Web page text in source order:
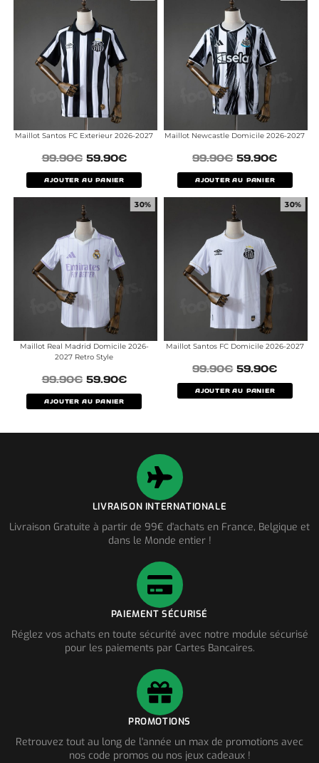
Maillot Santos FC Exterieur 2026-2027
99.90€ 59.90€
AJOUTER AU PANIER
Maillot Newcastle Domicile 2026-2027
99.90€ 59.90€
AJOUTER AU PANIER
30%
Maillot Real Madrid Domicile 2026-
2027 Retro Style
99.90€ 59.90€
AJOUTER AU PANIER
30%
Maillot Santos FC Domicile 2026-2027
99.90€ 59.90€
AJOUTER AU PANIER
LIVRAISON INTERNATIONALE
Livraison Gratuite à partir de 99€ d'achats en France, Belgique et
dans le Monde entier !
PAIEMENT SÉCURISÉ
Réglez vos achats en toute sécurité avec notre module sécurisé
pour les paiements par Cartes Bancaires.
PROMOTIONS
Retrouvez tout au long de l'année un max de promotions avec
nos code promos ou nos jeux cadeaux !